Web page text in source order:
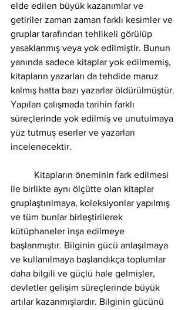
elde edilen büyük kazanımlar ve
getiriler zaman zaman farklı kesimler ve
gruplar tarafından tehlikeli görülüp
yasaklanmış veya yok edilmiştir. Bunun
yanında sadece kitaplar yok edilmemiş,
kitapların yazarları da tehdide maruz
kalmış hatta bazı yazarlar öldürülmüştür.
Yapılan çalışmada tarihin farklı
süreçlerinde yok edilmiş ve unutulmaya
yüz tutmuş eserler ve yazarları
incelenecektir.
ile birlikte aynı ölçütte olan kitaplar
gruplaştırılmaya, koleksiyonlar yapılmış
ve tüm bunlar birleştirilerek
kütüphaneler inşa edilmeye
başlanmıştır. Bilginin gücü anlaşılmaya
ve kullanılmaya başlandıkça toplumlar
daha bilgili ve güçlü hale gelmişler,
devletler gelişim süreçlerinde büyük
artılar kazanmışlardır. Bilginin gücünü